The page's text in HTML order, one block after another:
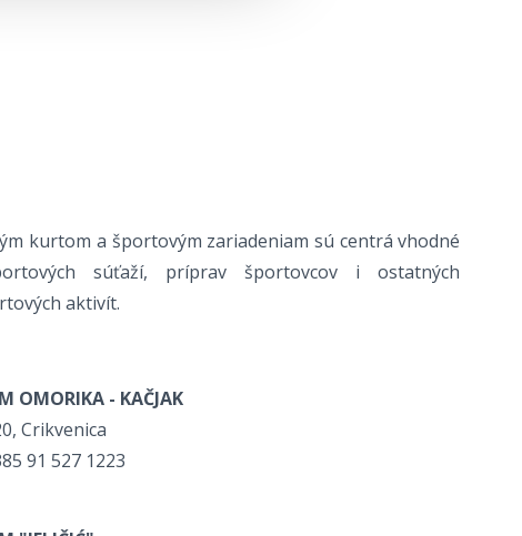
kurtom a športovým zariadeniam sú centrá vhodné
súťaží, príprav športovcov i ostatných
aktivít.
OMORIKA - KAČJAK
Crikvenica
91 527 1223